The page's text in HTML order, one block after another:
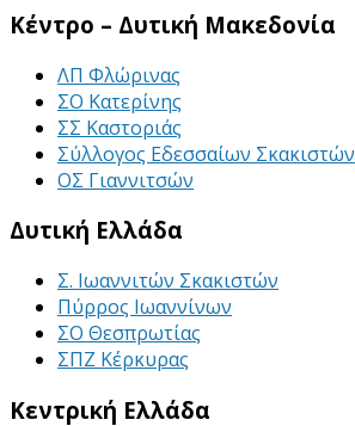
Κέντρο – Δυτική Μακεδονία
ΛΠ Φλώρινας
ΣΟ Κατερίνης
ΣΣ Καστοριάς
Σύλλογος Εδεσσαίων Σκακιστών
ΟΣ Γιαννιτσών
Δυτική Ελλάδα
Σ. Ιωαννιτών Σκακιστών
Πύρρος Ιωαννίνων
ΣΟ Θεσπρωτίας
ΣΠΖ Κέρκυρας
Κεντρική Ελλάδα